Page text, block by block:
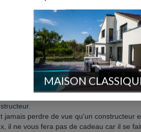
que dans notre budget, si c'est possible
dans le secteur du bâtiment, je
que c'est une erreur - que j'ai faite
jamais perdre de vue qu'un constructeur
il ne vous fera pas de cadeau car il se
MAISON